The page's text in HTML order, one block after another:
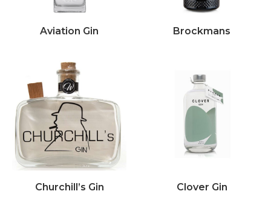
Aviation Gin Brockmans
Churchill’s Gin Clover Gin